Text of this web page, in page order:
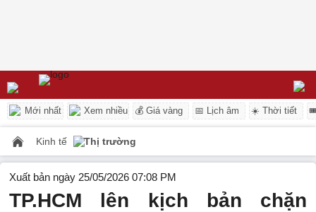
Mới nhất Xem nhiều 💰 Giá vàng 📅 Lịch âm ☀️ Thời tiết
Kinh tế Thị trường
Xuất bản ngày 25/05/2026 07:08 PM
TP.HCM lên kịch bản chặn